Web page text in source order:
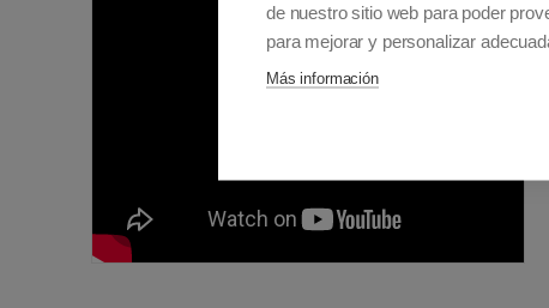
de nuestro sitio web para poder
para mejorar y personalizar
Más información